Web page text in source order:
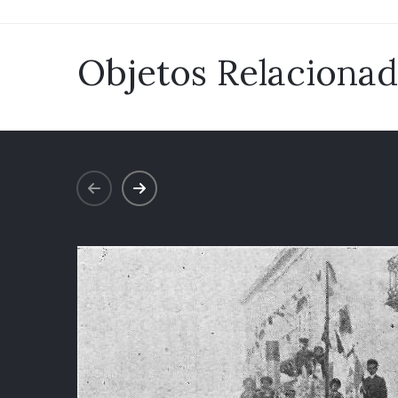
Objetos
prev next